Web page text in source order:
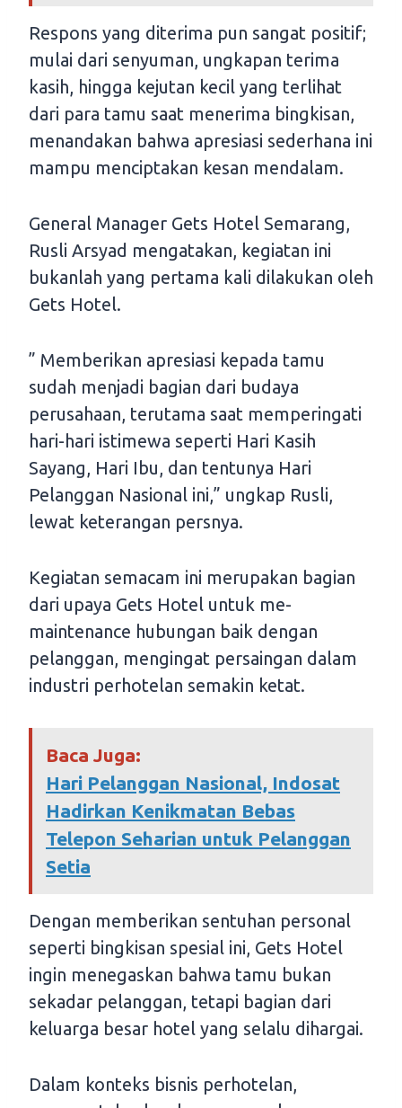
Respons yang diterima pun sangat positif;
mulai dari senyuman, ungkapan terima
kasih, hingga kejutan kecil yang terlihat
dari para tamu saat menerima bingkisan,
menandakan bahwa apresiasi sederhana ini
mampu menciptakan kesan mendalam.
General Manager Gets Hotel Semarang,
Rusli Arsyad mengatakan, kegiatan ini
bukanlah yang pertama kali dilakukan oleh
Gets Hotel.
” Memberikan apresiasi kepada tamu
sudah menjadi bagian dari budaya
perusahaan, terutama saat memperingati
hari-hari istimewa seperti Hari Kasih
Sayang, Hari Ibu, dan tentunya Hari
Pelanggan Nasional ini,” ungkap Rusli,
lewat keterangan persnya.
Kegiatan semacam ini merupakan bagian
dari upaya Gets Hotel untuk me-
maintenance hubungan baik dengan
pelanggan, mengingat persaingan dalam
industri perhotelan semakin ketat.
Baca Juga:
Hari Pelanggan Nasional, Indosat
Hadirkan Kenikmatan Bebas
Telepon Seharian untuk Pelanggan
Setia
Dengan memberikan sentuhan personal
seperti bingkisan spesial ini, Gets Hotel
ingin menegaskan bahwa tamu bukan
sekadar pelanggan, tetapi bagian dari
keluarga besar hotel yang selalu dihargai.
Dalam konteks bisnis perhotelan,